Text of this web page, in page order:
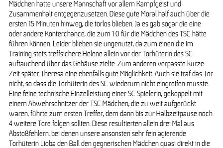
Mädchen hatte unsere Mannschaft vor allem Kampfgeist und
Zusammenhalt entgegenzusetzen. Diese gute Moral half auch über die
ersten 15 Minuten hinweg, die torlos blieben. Ja es gab sogar die eine
oder andere Konterchance, die zum 1:0 für die Mädchen des TSC hätte
führen können. Leider blieben sie ungenutzt, da zum einen die im
Training stets treffsichere Helene allein vor der Torhüterin des SC
auftauchend über das Gehäuse zielte. Zum anderen verpasste kurze
Zeit später Theresa eine ebenfalls gute Möglichkeit. Auch sie traf das Tor
nicht, so dass die Torhüterin des SC wiederum nicht eingreifen musste.
Eine feine technische Einzelleistung einer SC Spielerin, gekoppelt mit
einem Abwehrschnitzer der TSC Mädchen, die zu weit aufgerückt
waren, führte zum ersten Treffer, dem dann bis zur Halbzeitpause noch
4 weitere Tore folgen sollten. Diese resultierten allein drei Mal aus
Abstoßfehlern, bei denen unsere ansonsten sehr fein agierende
Torhüterin Lioba den Ball den gegnerischen Mädchen quasi direkt in die